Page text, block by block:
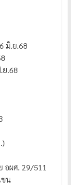
มิ.ย.68
ย.68
อผศ. 29/511
ขน